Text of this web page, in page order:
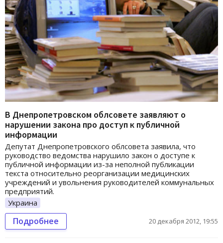
В Днепропетровском облсовете заявляют о
нарушении закона про доступ к публичной
информации
Депутат Днепропетровского облсовета заявила, что
руководство ведомства нарушило закон о доступе к
публичной информации из-за неполной публикации
текста относительно реорганизации медицинских
учреждений и увольнения руководителей коммунальных
предприятий.
Украина
Подробнее 20 декабря 2012, 19:55